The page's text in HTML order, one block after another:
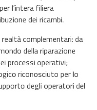
l’intera filiera
dei ricambi.
realtà complementari: da
della riparazione
processi operativi;
riconosciuto per lo
degli operatori del